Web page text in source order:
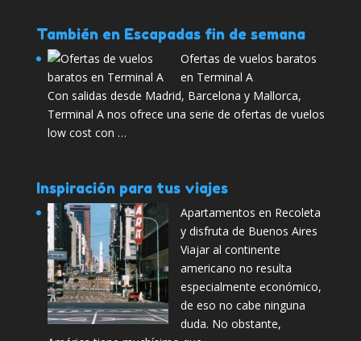
También en Escapadas fin de semana
Ofertas de vuelos baratos
en Terminal A
Con salidas desde Madrid, Barcelona y Mallorca,
Terminal A nos ofrece una serie de ofertas de vuelos
low cost con …
Inspiración para tus viajes
Apartamentos en Recoleta
y disfruta de Buenos Aires
Viajar al continente
americano no resulta
especialmente económico,
de eso no cabe ninguna
duda. No obstante,